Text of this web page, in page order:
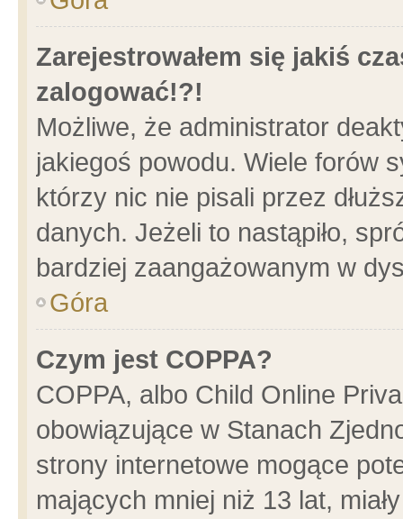
Zarejestrowałem się jakiś
zalogować!?!
Możliwe, że administrator
jakiegoś powodu. Wiele forów
którzy nic nie pisali przez
danych. Jeżeli to nastąpiło,
bardziej zaangażowanym w
Góra
Czym jest COPPA?
COPPA, albo Child Online
obowiązujące w Stanach
strony internetowe mogące
mających mniej niż 13 lat,